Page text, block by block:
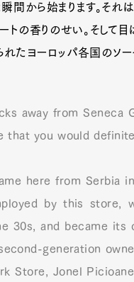
間から始まります。それ
トの香りのせい。そして目
れたヨーロッパ各国のソ
away from Seneca
that you would
here from Serbia
by this store,
30s, and became its
generation
Store, Jonel